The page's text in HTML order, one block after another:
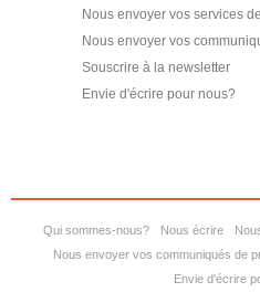
Nous envoyer vos services
Nous envoyer vos
Souscrire à la newsletter
Envie d'écrire pour nous?
Qui sommes-nous? Nous écrire
Nous envoyer vos communiqués de
Envie d'écrire